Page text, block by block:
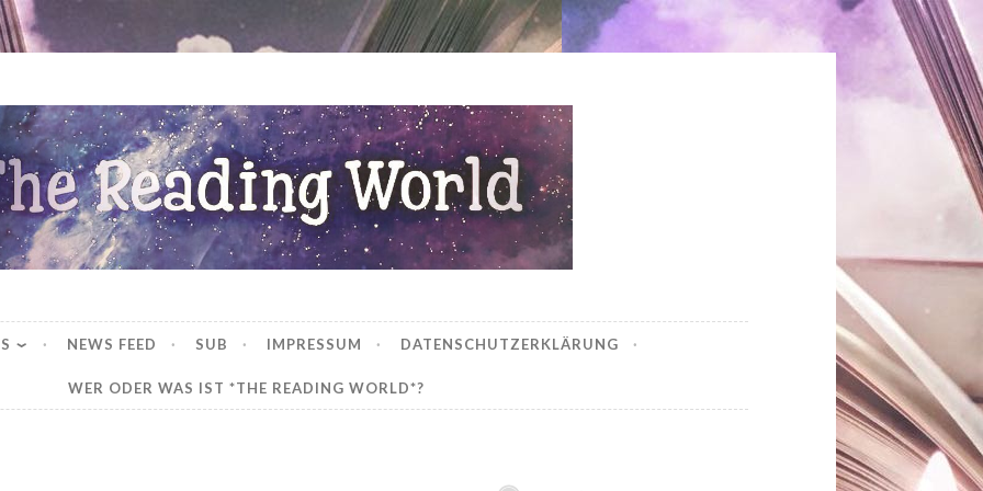
World
NEWS FEED SUB IMPRESSUM DATENSCHUTZERKLÄRUNG
WER ODER WAS IST *THE READING WORLD*?